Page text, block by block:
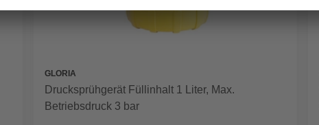
GLORIA
Drucksprühgerät Füllinhalt 1 Liter, Max.
Betriebsdruck 3 bar